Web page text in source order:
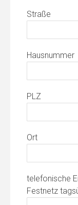
Straße
Hausnummer
PLZ
Ort
telefonische
Festnetz